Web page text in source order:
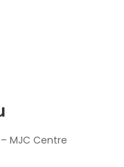
MJC Centre